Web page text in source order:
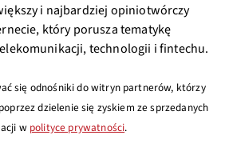
i najbardziej opiniotwórczy
który porusza tematykę
technologii i fintechu.
się odnośniki do witryn partnerów, którzy
dzielenie się zyskiem ze sprzedanych
w polityce prywatności.